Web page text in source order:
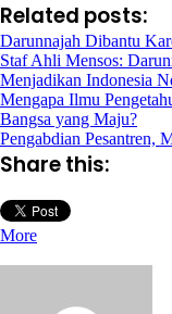
Related posts:
Darunnajah Dibantu
Staf Ahli Mensos:
Menjadikan Indonesia
Mengapa Ilmu
Bangsa yang Maju?
Pengabdian Pesantren,
Share this:
More